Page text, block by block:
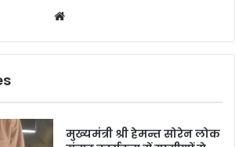
मुख्यमंत्री श्री हेमन्त सोरेन लोक